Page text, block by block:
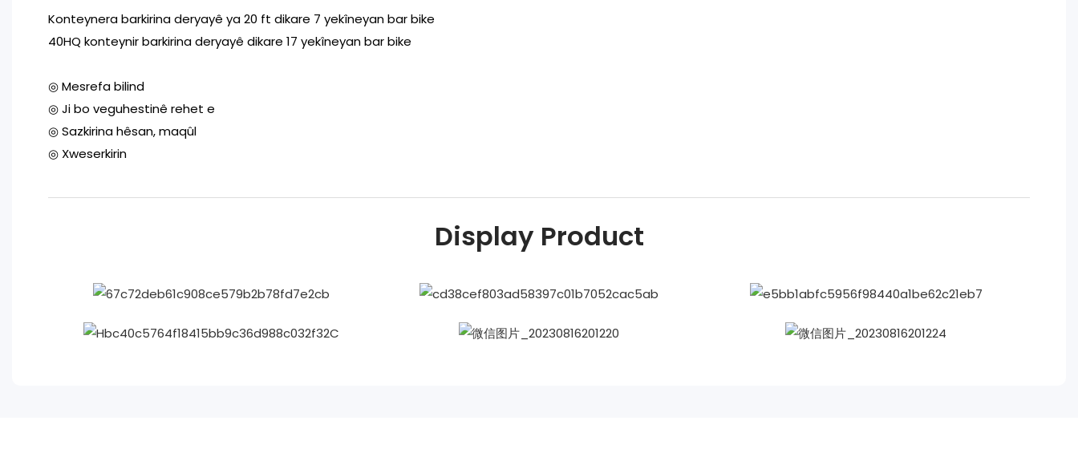
Konteynera barkirina deryayê ya 20 ft dikare 7 yekîneyan bar bike
40HQ konteynir barkirina deryayê dikare 17 yekîneyan bar bike
◎ Mesrefa bilind
◎ Ji bo veguhestinê rehet e
◎ Sazkirina hêsan, maqûl
◎ Xweserkirin
Display Product